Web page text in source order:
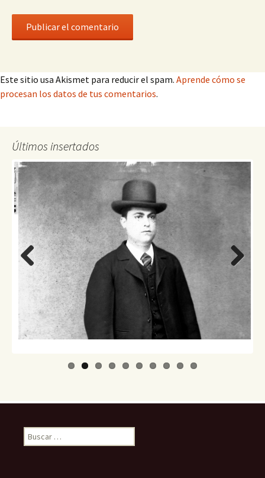
Este sitio usa Akismet para reducir el spam. Aprende cómo se
procesan los datos de tus comentarios.
Últimos insertados
Previo
Buscar: